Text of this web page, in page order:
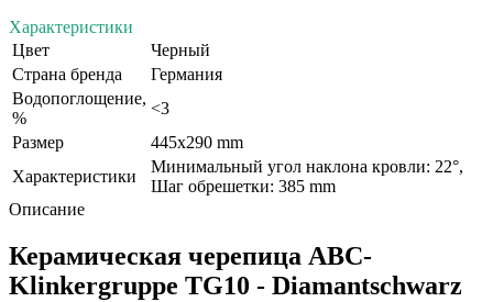
Характеристики
Цвет
Черный
Страна бренда
Германия
Водопоглощение,
%
<3
Размер
445x290 mm
Характеристики
Минимальный угол наклона кровли: 22°,
Шаг обрешетки: 385 mm
Описание
Керамическая черепица ABC-
Klinkergruppe TG10 - Diamantschwarz